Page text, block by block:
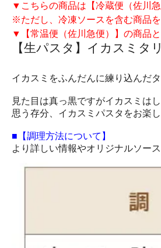
▼こちらの商品は【冷蔵便（佐川
※ただし、冷凍ソースを含む商品
▼【常温便（佐川急便）】の商品
【生パスタ】イカスミタ
イカスミをふんだんに練り込んだ
見た目は真っ黒ですがイカスミは
思う存分、イカスミパスタをお楽し
■【調理方法について】
より詳しい情報やオリジナルソー